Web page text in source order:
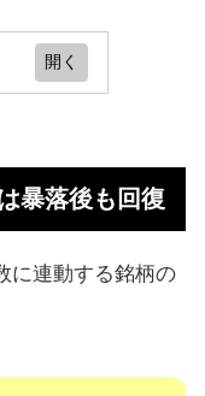
な証拠
る
暴落後も回復
に連動する銘柄の